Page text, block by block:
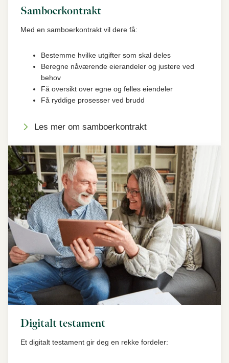
Samboerkontrakt
Med en samboerkontrakt vil dere få:
Bestemme hvilke utgifter som skal deles
Beregne nåværende eierandeler og justere ved
behov
Få oversikt over egne og felles eiendeler
Få ryddige prosesser ved brudd
Les mer om samboerkontrakt
Digitalt testament
Et digitalt testament gir deg en rekke fordeler: